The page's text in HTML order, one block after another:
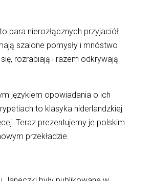
para nierozłącznych przyjaciół.
szalone pomysły i mnóstwo
rozrabiają i razem odkrywają
językiem opowiadania o ich
to klasyka niderlandzkiej
Teraz prezentujemy je polskim
przekładzie.